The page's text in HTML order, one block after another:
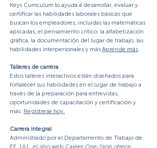
Keys Curriculum lo ayuda a desarrollar, evaluar y
certificar las habilidades laborales básicas que
buscan los empleadores, incluidas las matemáticas
aplicadas, el pensamiento crítico, la alfabetización
gráfica, la documentación del lugar de trabajo, las
habilidades interpersonales y más.Aprende más.
Talleres de carrera
Estos talleres interactivos están diseñados para
fortalecer sus habilidades en el lugar de trabajo a
través de la preparación para entrevistas,
oportunidades de capacitación y certificación y
más. Regístrese hoy.
Carrera integral
Administrado por el Departamento de Trabajo de
EE. UU., el sitio web Career One-Stop ofrece